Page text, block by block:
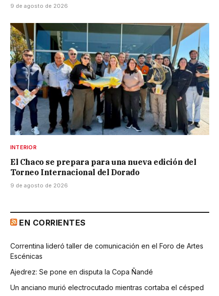
9 de agosto de 2026
INTERIOR
El Chaco se prepara para una nueva edición del
Torneo Internacional del Dorado
9 de agosto de 2026
EN CORRIENTES
Correntina lideró taller de comunicación en el Foro de Artes
Escénicas
Ajedrez: Se pone en disputa la Copa Ñandé
Un anciano murió electrocutado mientras cortaba el césped